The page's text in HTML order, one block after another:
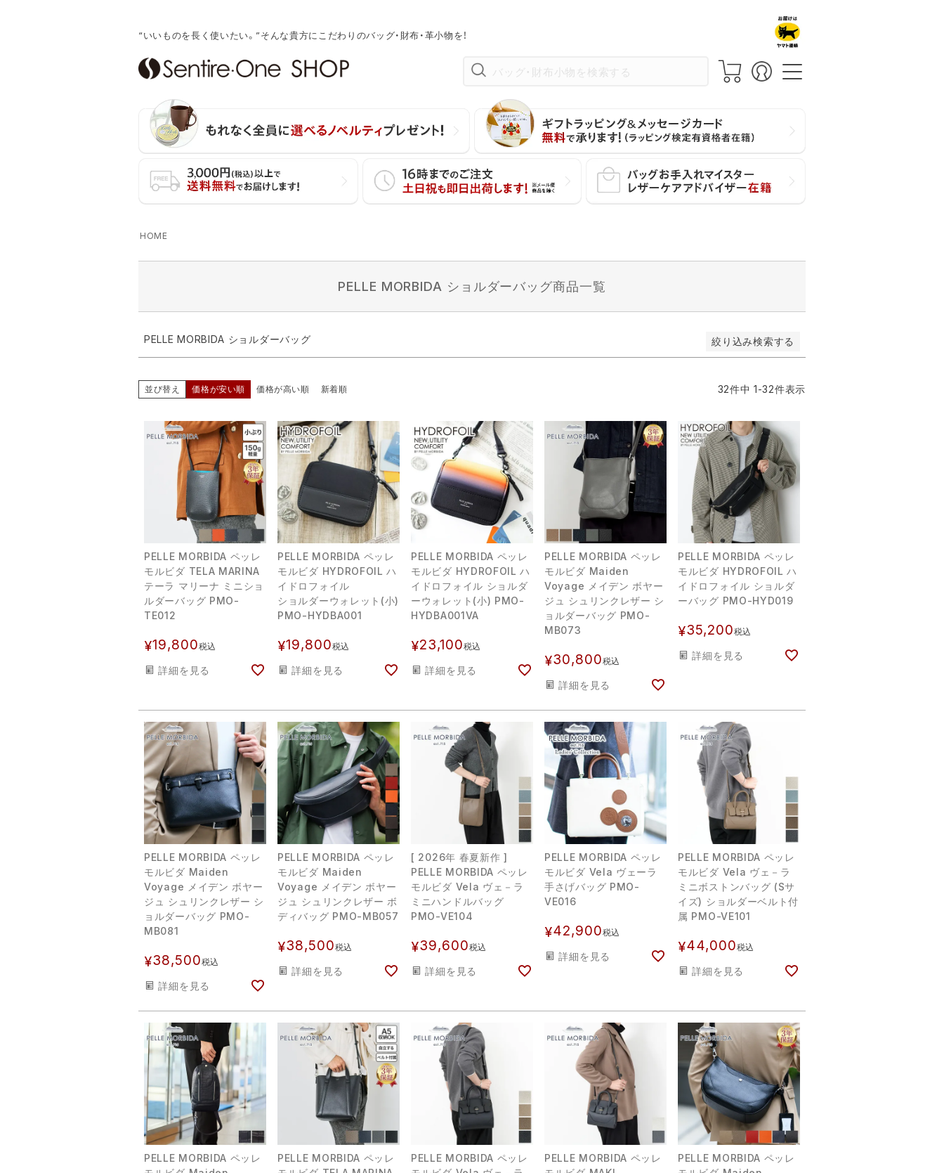
“いいものを長く使いたい。”そんな貴方にこだわりのバッグ・財布・革小物を！
HOME
PELLE MORBIDA ショルダーバッグ商品一覧
PELLE MORBIDA ショルダーバッグ 絞り込み検索する
キーワード
価格
グレー
ブラック
在庫なし商品
在庫なし商品を表示しない
価格が安い順 価格が高い順 レビュー数順
検索
並び替え 価格が安い順 価格が高い順 新着順 32件中 1-32件表示
PELLE MORBIDA ペッレ
モルビダ TELA MARINA
テーラ マリーナ ミニショ
ルダーバッグ PMO-
TE012
¥19,800税込
詳細を見る
PELLE MORBIDA ペッレ
モルビダ HYDROFOIL ハ
イドロフォイル
ショルダーウォレット(小)
PMO-HYDBA001
¥19,800税込
詳細を見る
PELLE MORBIDA ペッレ
モルビダ HYDROFOIL ハ
イドロフォイル ショルダ
ーウォレット(小) PMO-
HYDBA001VA
¥23,100税込
詳細を見る
PELLE MORBIDA ペッレ
モルビダ Maiden
Voyage メイデン ボヤー
ジュ シュリンクレザー シ
ョルダーバッグ PMO-
MB073
¥30,800税込
詳細を見る
PELLE MORBIDA ペッレ
モルビダ HYDROFOIL ハ
イドロフォイル ショルダ
ーバッグ PMO-HYD019
¥35,200税込
詳細を見る
PELLE MORBIDA ペッレ
モルビダ Maiden
Voyage メイデン ボヤー
ジュ シュリンクレザー シ
ョルダーバッグ PMO-
MB081
¥38,500税込
詳細を見る
PELLE MORBIDA ペッレ
モルビダ Maiden
Voyage メイデン ボヤー
ジュ シュリンクレザー ボ
ディバッグ PMO-MB057
¥38,500税込
詳細を見る
[ 2026年 春夏新作 ]
PELLE MORBIDA ペッレ
モルビダ Vela ヴェ－ラ
ミニハンドルバッグ
PMO-VE104
¥39,600税込
詳細を見る
PELLE MORBIDA ペッレ
モルビダ Vela ヴェーラ
手さげバッグ PMO-
VE016
¥42,900税込
詳細を見る
PELLE MORBIDA ペッレ
モルビダ Vela ヴェ－ラ
ミニボストンバッグ (Sサ
イズ) ショルダーベルト付
属 PMO-VE101
¥44,000税込
詳細を見る
PELLE MORBIDA ペッレ
PELLE MORBIDA ペッレ
PELLE MORBIDA ペッレ
PELLE MORBIDA ペッレ
PELLE MORBIDA ペッレ